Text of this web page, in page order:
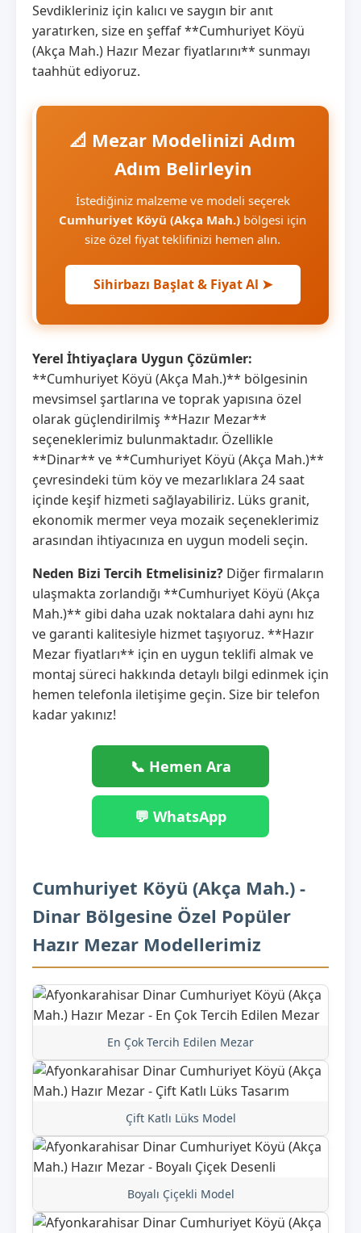
Sevdikleriniz için kalıcı ve saygın bir anıt
yaratırken, size en şeffaf **Cumhuriyet Köyü
(Akça Mah.) Hazır Mezar fiyatlarını** sunmayı
taahhüt ediyoruz.
📐 Mezar Modelinizi Adım
Adım Belirleyin
İstediğiniz malzeme ve modeli seçerek
Cumhuriyet Köyü (Akça Mah.) bölgesi için
size özel fiyat teklifinizi hemen alın.
Sihirbazı Başlat & Fiyat Al ➤
Yerel İhtiyaçlara Uygun Çözümler:
**Cumhuriyet Köyü (Akça Mah.)** bölgesinin
mevsimsel şartlarına ve toprak yapısına özel
olarak güçlendirilmiş **Hazır Mezar**
seçeneklerimiz bulunmaktadır. Özellikle
**Dinar** ve **Cumhuriyet Köyü (Akça Mah.)**
çevresindeki tüm köy ve mezarlıklara 24 saat
içinde keşif hizmeti sağlayabiliriz. Lüks granit,
ekonomik mermer veya mozaik seçeneklerimiz
arasından ihtiyacınıza en uygun modeli seçin.
Neden Bizi Tercih Etmelisiniz? Diğer firmaların
ulaşmakta zorlandığı **Cumhuriyet Köyü (Akça
Mah.)** gibi daha uzak noktalara dahi aynı hız
ve garanti kalitesiyle hizmet taşıyoruz. **Hazır
Mezar fiyatları** için en uygun teklifi almak ve
montaj süreci hakkında detaylı bilgi edinmek için
hemen telefonla iletişime geçin. Size bir telefon
kadar yakınız!
📞 Hemen Ara
💬 WhatsApp
Cumhuriyet Köyü (Akça Mah.) -
Dinar Bölgesine Özel Popüler
Hazır Mezar Modellerimiz
En Çok Tercih Edilen Mezar
Çift Katlı Lüks Model
Boyalı Çiçekli Model